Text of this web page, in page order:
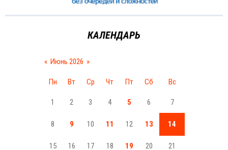
КАЛЕНДАРЬ
« Июнь 2026 »
Пн Вт Ср Чт Пт Сб Вс
1 2 3 4 5 6 7
8 9 10 11 12 13 14
15 16 17 18 19 20 21